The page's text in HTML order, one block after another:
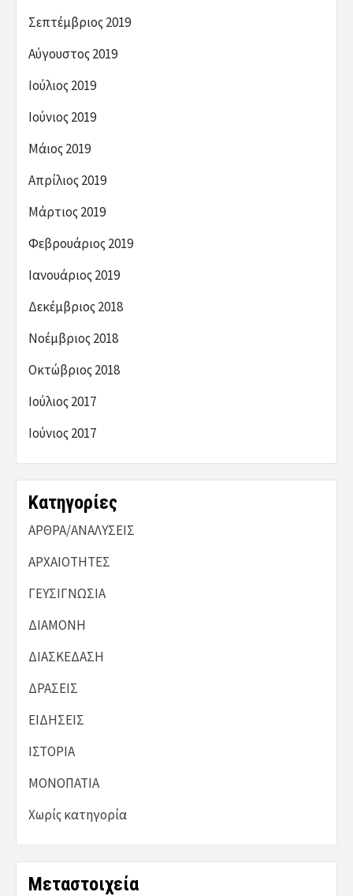
Σεπτέμβριος 2019
Αύγουστος 2019
Ιούλιος 2019
Ιούνιος 2019
Μάιος 2019
Απρίλιος 2019
Μάρτιος 2019
Φεβρουάριος 2019
Ιανουάριος 2019
Δεκέμβριος 2018
Νοέμβριος 2018
Οκτώβριος 2018
Ιούλιος 2017
Ιούνιος 2017
Kατηγορίες
ΑΡΘΡΑ/ΑΝΑΛΥΣΕΙΣ
ΑΡΧΑΙΟΤΗΤΕΣ
ΓΕΥΣΙΓΝΩΣΙΑ
ΔΙΑΜΟΝΗ
ΔΙΑΣΚΕΔΑΣΗ
ΔΡΑΣΕΙΣ
ΕΙΔΗΣΕΙΣ
ΙΣΤΟΡΙΑ
ΜΟΝΟΠΑΤΙΑ
Χωρίς κατηγορία
Μεταστοιχεία